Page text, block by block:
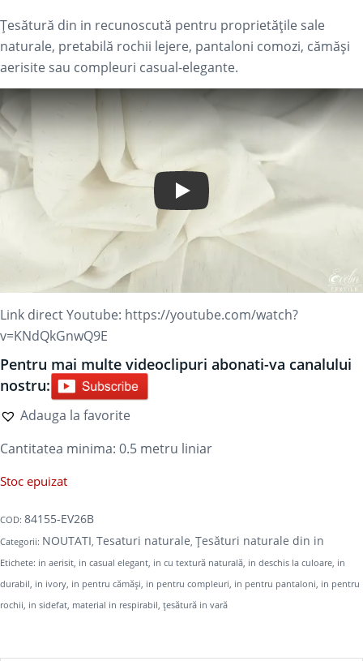
Țesătură din in recunoscută pentru proprietățile sale
naturale, pretabilă rochii lejere, pantaloni comozi, cămăși
aerisite sau compleuri casual-elegante.
Play Video
Link direct Youtube: https://youtube.com/watch?
v=KNdQkGnwQ9E
Pentru mai multe videoclipuri abonati-va canalului
nostru:
Adauga la favorite
Cantitatea minima: 0.5 metru liniar
Stoc epuizat
COD: 84155-EV26B
Categorii: NOUTATI Tesaturi naturale Țesături naturale din in
Etichete: in aerisit in casual elegant in cu textură naturală in deschis la culoare in
durabil in ivory in pentru cămăși in pentru compleuri in pentru pantaloni in pentru
rochii in sidefat material in respirabil țesătură in vară